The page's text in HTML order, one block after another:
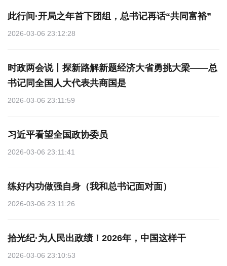
此行间·开局之年首下团组，总书记再话“共同富裕”
2026-03-06 23:12:28
时政两会说丨探新路解新题经济大省勇挑大梁——总
书记同全国人大代表共商国是
2026-03-06 23:11:59
习近平看望全国政协委员
2026-03-06 23:11:41
练好内功做强自身（我和总书记面对面）
2026-03-06 23:11:26
拾光纪·为人民出政绩！2026年，中国这样干
2026-03-06 23:10:53